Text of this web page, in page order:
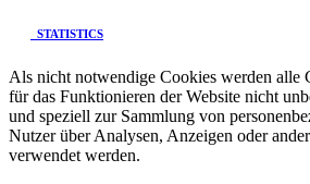
STATISTICS
Als nicht notwendige Cookies werden alle
für das Funktionieren der Website nicht
und speziell zur Sammlung von
Nutzer über Analysen, Anzeigen oder
verwendet werden.